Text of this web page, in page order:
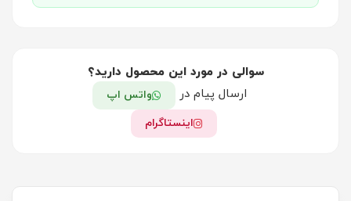
سوالی در مورد این محصول دارید؟
ارسال پیام در
واتس اپ
اینستاگرام